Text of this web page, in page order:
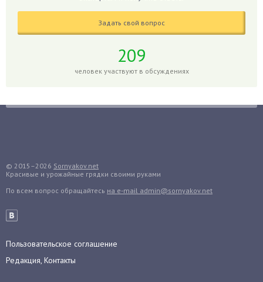
Годжи
Голубика
Гуава
Гузмания
Дайкон
Дендробиум
Денежное дерево
Задать свой вопрос
209
человек участвуют в обсуждениях
© 2015–2026 Sornyakov.net
Красивые и урожайные грядки своими руками
По всем вопрос обращайтесь на e-mail admin@sornyakov.net
Пользовательское соглашение
Редакция, Контакты